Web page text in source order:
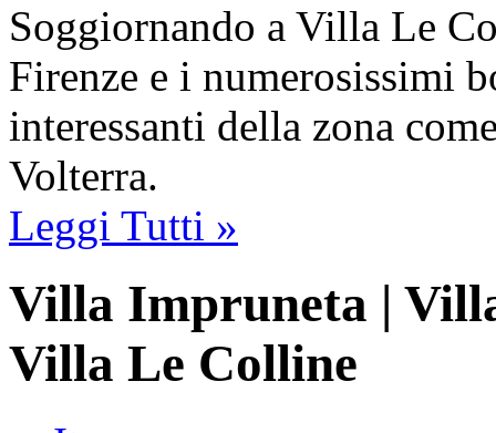
Soggiornando a Villa Le
Firenze e i numerosissimi
interessanti della zona
Volterra.
Leggi Tutti »
Villa Impruneta |
Villa Le Colline